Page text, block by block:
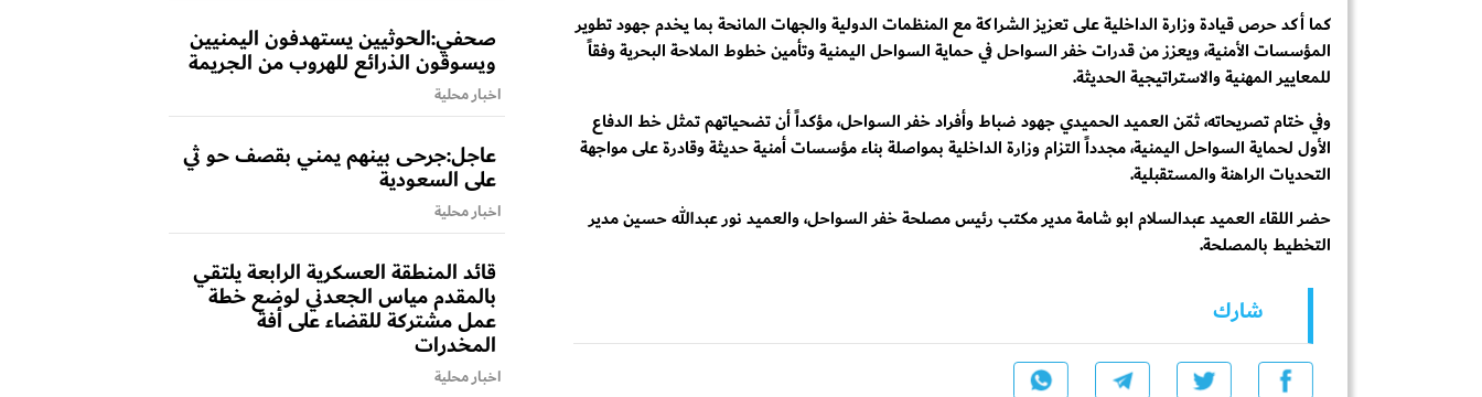
كما أكد حرص قيادة وزارة الداخلية على تعزيز الشراكة مع المنظمات الدولية والجهات المانحة بما يخدم جهود تطوير
المؤسسات الأمنية، ويعزز من قدرات خفر السواحل في حماية السواحل اليمنية وتأمين خطوط الملاحة البحرية وفقاً
للمعايير المهنية والاستراتيجية الحديثة.
وفي ختام تصريحاته، ثمّن العميد الحميدي جهود ضباط وأفراد خفر السواحل، مؤكداً أن تضحياتهم تمثل خط الدفاع
الأول لحماية السواحل اليمنية، مجدداً التزام وزارة الداخلية بمواصلة بناء مؤسسات أمنية حديثة وقادرة على مواجهة
التحديات الراهنة والمستقبلية.
حضر اللقاء العميد عبدالسلام ابو شامة مدير مكتب رئيس مصلحة خفر السواحل، والعميد نور عبدالله حسين مدير
التخطيط بالمصلحة.
شارك
صحفي:الحوثيين يستهدفون اليمنيين
ويسوقون الذرائع للهروب من الجريمة
اخبار محلية
عاجل:جرحى بينهم يمني بقصف حو ثي
على السعودية
اخبار محلية
قائد المنطقة العسكرية الرابعة يلتقي
بالمقدم مياس الجعدني لوضع خطة
عمل مشتركة للقضاء على أفة
المخدرات
اخبار محلية